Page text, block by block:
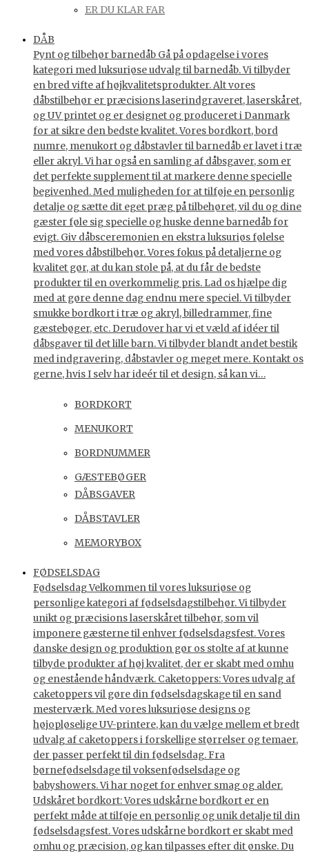
ER DU KLAR FAR
DÅB
Pynt og tilbehør barnedåb Gå på opdagelse i vores
kategori med luksuriøse udvalg til barnedåb. Vi tilbyder
en bred vifte af højkvalitetsprodukter. Alt vores
dåbstilbehør er præcisions laserindgraveret, laserskåret,
og UV printet og er designet og produceret i Danmark
for at sikre den bedste kvalitet. Vores bordkort, bord
numre, menukort og dåbstavler til barnedåb er lavet i træ
eller akryl. Vi har også en samling af dåbsgaver, som er
det perfekte supplement til at markere denne specielle
begivenhed. Med muligheden for at tilføje en personlig
detalje og sætte dit eget præg på tilbehøret, vil du og dine
gæster føle sig specielle og huske denne barnedåb for
evigt. Giv dåbsceremonien en ekstra luksuriøs følelse
med vores dåbstilbehør. Vores fokus på detaljerne og
kvalitet gør, at du kan stole på, at du får de bedste
produkter til en overkommelig pris. Lad os hjælpe dig
med at gøre denne dag endnu mere speciel. Vi tilbyder
smukke bordkort i træ og akryl, billedrammer, fine
gæstebøger, etc. Derudover har vi et væld af idéer til
dåbsgaver til det lille barn. Vi tilbyder blandt andet bestik
med indgravering, dåbstavler og meget mere. Kontakt os
gerne, hvis I selv har ideér til et design, så kan vi…
BORDKORT
MENUKORT
BORDNUMMER
GÆSTEBØGER
DÅBSGAVER
DÅBSTAVLER
MEMORYBOX
FØDSELSDAG
Fødselsdag Velkommen til vores luksuriøse og
personlige kategori af fødselsdagstilbehør. Vi tilbyder
unikt og præcisions laserskåret tilbehør, som vil
imponere gæsterne til enhver fødselsdagsfest. Vores
danske design og produktion gør os stolte af at kunne
tilbyde produkter af høj kvalitet, der er skabt med omhu
og enestående håndværk. Caketoppers: Vores udvalg af
caketoppers vil gøre din fødselsdagskage til en sand
mesterværk. Med vores luksuriøse designs og
højopløselige UV-printere, kan du vælge mellem et bredt
udvalg af caketoppers i forskellige størrelser og temaer,
der passer perfekt til din fødselsdag. Fra
børnefødselsdage til voksenfødselsdage og
babyshowers. Vi har noget for enhver smag og alder.
Udskåret bordkort: Vores udskårne bordkort er en
perfekt måde at tilføje en personlig og unik detalje til din
fødselsdagsfest. Vores udskårne bordkort er skabt med
omhu og præcision, og kan tilpasses efter dit ønske. Du